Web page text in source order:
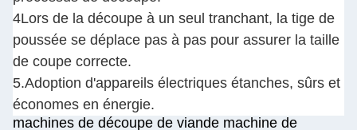
4Lors de la découpe à un seul tranchant, la tige de
poussée se déplace pas à pas pour assurer la taille
de coupe correcte.
5.Adoption d'appareils électriques étanches, sûrs et
économes en énergie.
machines de découpe de viande machine de